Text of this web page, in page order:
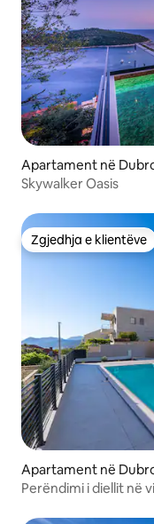
Apartament në
Skywalker Oasis
Zgjedhja e klientëve
Zgjedhja e klientëve
Apartament në
Perëndimi i diellit në